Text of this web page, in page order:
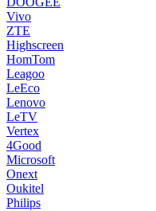
Vivo
ZTE
Highscreen
HomTom
Leagoo
LeEco
Lenovo
LeTV
Vertex
4Good
Microsoft
Onext
Oukitel
Philips